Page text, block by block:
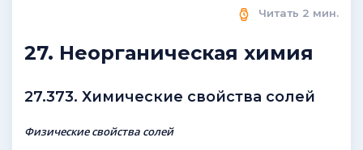
27. Неорганическая химия
Читать 2 мин.
27.373. Химические свойства солей
Физические свойства солей